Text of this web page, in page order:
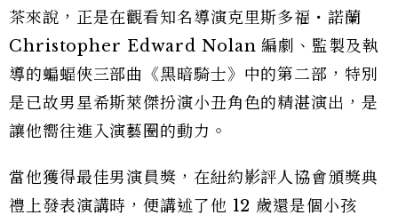
茶來說，正是在觀看知名導演克里斯多福・諾蘭
Christopher Edward Nolan 編劇、監製及執
導的蝙蝠俠三部曲《黑暗騎士》中的第二部，特別
是已故男星希斯萊傑扮演小丑角色的精湛演出，是
讓他嚮往進入演藝圈的動力。
當他獲得最佳男演員獎，在紐約影評人協會頒獎典
禮上發表演講時，便講述了他 12 歲還是個小孩